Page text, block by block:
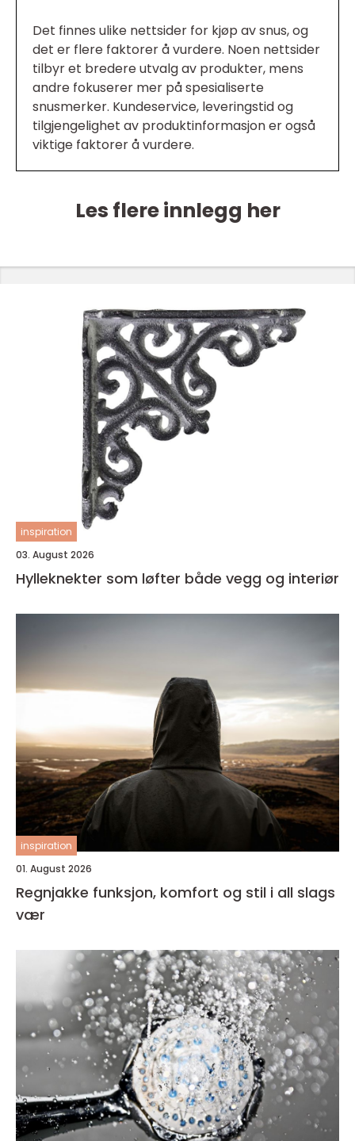
Det finnes ulike nettsider for kjøp av snus, og
det er flere faktorer å vurdere. Noen nettsider
tilbyr et bredere utvalg av produkter, mens
andre fokuserer mer på spesialiserte
snusmerker. Kundeservice, leveringstid og
tilgjengelighet av produktinformasjon er også
viktige faktorer å vurdere.
Les flere innlegg her
inspiration
03. August 2026
Hylleknekter som løfter både vegg og interiør
inspiration
01. August 2026
Regnjakke funksjon, komfort og stil i all slags
vær